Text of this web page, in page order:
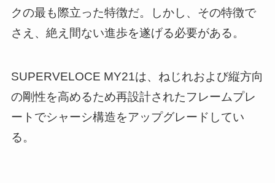
クの最も際立った特徴だ。しかし、その特徴で
さえ、絶え間ない進歩を遂げる必要がある。
SUPERVELOCE MY21は、ねじれおよび縦方向
の剛性を高めるため再設計されたフレームプレ
ートでシャーシ構造をアップグレードしてい
る。